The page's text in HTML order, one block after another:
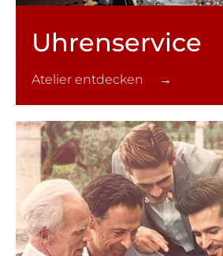
Uhren­service
Atelier entdecken →